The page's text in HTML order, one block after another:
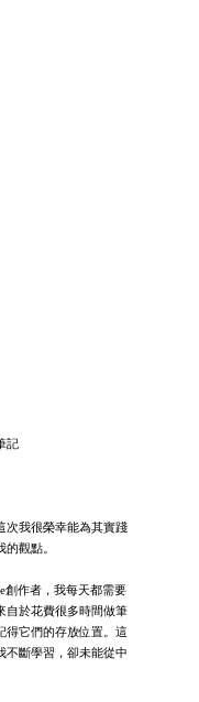
記
次我很榮幸能為其實踐
觀點。
創作者，我每天都需要
自於花費很多時間做筆
得它們的存放位置。這
不斷學習，卻未能從中